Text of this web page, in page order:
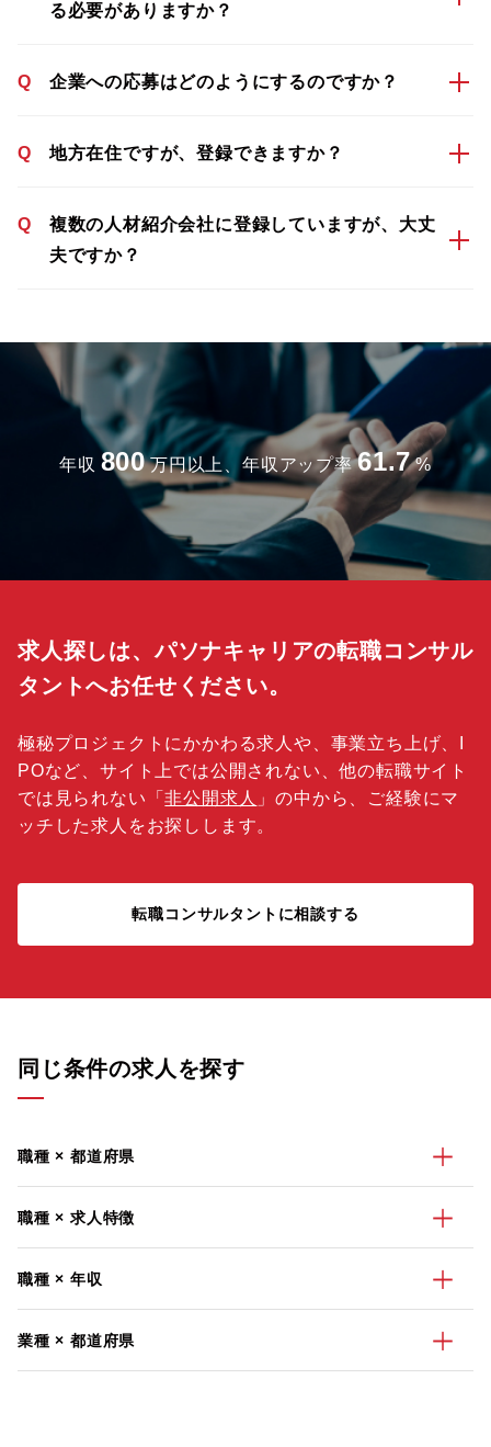
る必要がありますか？
Q 企業への応募はどのようにするのですか？
Q 地方在住ですが、登録できますか？
Q
複数の人材紹介会社に登録していますが、大丈
夫ですか？
年収 800 万円以上、年収アップ率 61.7 %
求人探しは、パソナキャリアの転職コンサル
タントへお任せください。
極秘プロジェクトにかかわる求人や、事業立ち上げ、I
POなど、サイト上では公開されない、他の転職サイト
では見られない「非公開求人 」の中から、ご経験にマ
ッチした求人をお探しします。
転職コンサルタントに相談する
同じ条件の求人を探す
職種 × 都道府県
職種 × 求人特徴
職種 × 年収
業種 × 都道府県